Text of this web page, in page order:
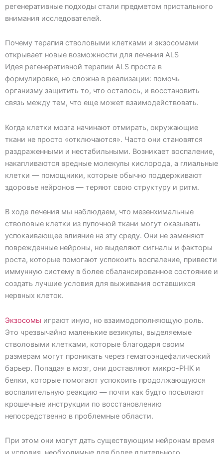
регенеративные подходы стали предметом пристального
внимания исследователей.
Почему терапия стволовыми клетками и экзосомами
открывает новые возможности для лечения ALS
Идея регенеративной терапии АLS проста в
формулировке, но сложна в реализации: помочь
организму защитить то, что осталось, и восстановить
связь между тем, что еще может взаимодействовать.
Когда клетки мозга начинают отмирать, окружающие
ткани не просто «отключаются». Часто они становятся
раздраженными и нестабильными. Возникает воспаление,
накапливаются вредные молекулы кислорода, а глиальные
клетки — помощники, которые обычно поддерживают
здоровье нейронов — теряют свою структуру и ритм.
В ходе лечения мы наблюдаем, что мезенхимальные
стволовые клетки из пупочной ткани могут оказывать
успокаивающее влияние на эту среду. Они не заменяют
поврежденные нейроны, но выделяют сигналы и факторы
роста, которые помогают успокоить воспаление, привести
иммунную систему в более сбалансированное состояние и
создать лучшие условия для выживания оставшихся
нервных клеток.
Экзосомы играют иную, но взаимодополняющую роль.
Это чрезвычайно маленькие везикулы, выделяемые
стволовыми клетками, которые благодаря своим
размерам могут проникать через гематоэнцефалический
барьер. Попадая в мозг, они доставляют микро-РНК и
белки, которые помогают успокоить продолжающуюся
воспалительную реакцию — почти как будто посылают
крошечные инструкции по восстановлению
непосредственно в проблемные области.
При этом они могут дать существующим нейронам время